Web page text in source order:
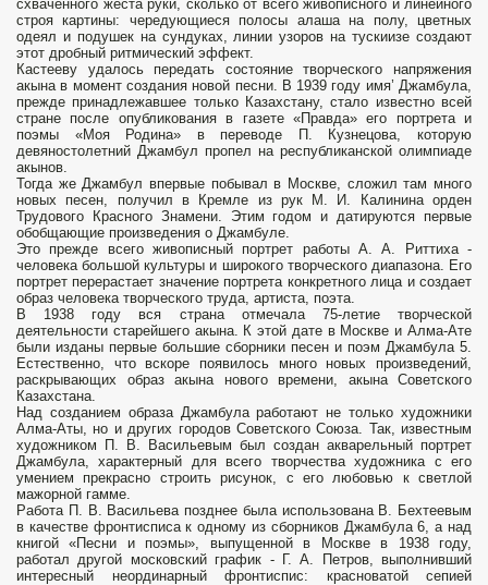
схваченного жеста руки, сколько от всего живописного и линейного
строя картины: чередующиеся полосы алаша на полу, цветных
одеял и подушек на сундуках, линии узоров на тускиизе создают
этот дробный ритмический эффект.
Кастееву удалось пере­дать состояние творческого напряжения
акына в момент создания новой песни. В 1939 году имя’ Джамбула,
прежде принадлежавшее только Казахстану, стало известно всей
стране после опубликования в газете «Правда» его портрета и
поэмы «Моя Родина» в переводе П. Кузнецова, которую
девяностолетний Джамбул пропел на республиканской олимпиаде
акынов.
Тогда же Джамбул впервые побывал в Москве, сложил там много
новых песен, получил в Кремле из рук М. И. Калинина орден
Трудового Красного Знамени. Этим годом и датируются первые
обобщающие произведения о Джамбуле.
Это прежде всего живописный портрет работы А. А. Риттиха -
человека большой культуры и широкого творческого диапазона. Его
портрет перерастает значе­ние портрета конкретного лица и создает
образ человека творческого труда, артиста, поэта.
В 1938 году вся страна отмечала 75-летие творческой
деятельности старейшего акына. К этой дате в Москве и Алма-Ате
были изданы первые большие сбор­ники песен и поэм Джамбула 5.
Естественно, что вскоре появилось много новых произведений,
раскрывающих образ акына нового времени, акына Советского
Казахстана.
Над созданием образа Джамбула работают не только художники
Алма-Аты, но и других городов Советского Союза. Так, известным
художником П. В. Васильевым был создан акварельный портрет
Джамбула, характерный для всего творчества художника с его
умением прекрасно строить рисунок, с его любовью к светлой
мажорной гамме.
Работа П. В. Васильева позднее была использована В. Бехтеевым
в качестве фронтисписа к одному из сборников Джамбула 6, а над
книгой «Песни и поэмы», выпущенной в Москве в 1938 году,
работал другой московский график - Г. А. Петров, выполнивший
интересный неординарный фронтиспис: красно­ватой сепией